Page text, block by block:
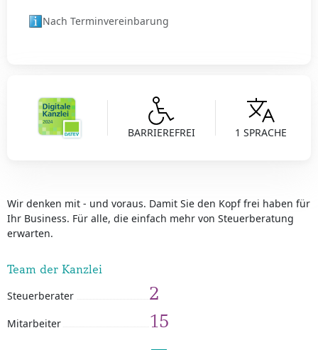
BARRIEREFREI 1 SPRACHE
Wir denken mit - und voraus. Damit Sie den Kopf frei haben für
Ihr Business. Für alle, die einfach mehr von Steuerberatung
erwarten.
Team der Kanzlei
Steuerberater 2
Mitarbeiter 15
Nach Terminvereinbarung